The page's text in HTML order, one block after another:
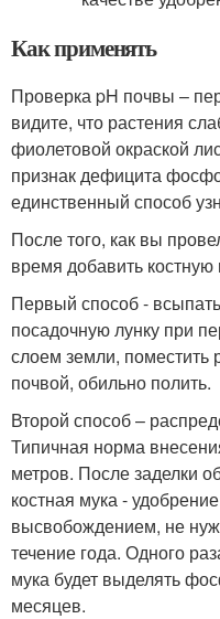
Как применять
Проверка pH почвы –
видите, что растения
фиолетовой окраской
признак дефицита
единственный способ
После того, как вы
время добавить костную
Первый способ -
посадочную лунку при
слоем земли, поместить
почвой, обильно полить.
Второй способ –
Типичная норма
метров. После заделки
костная мука -
высвобождением, не
течение года. Одного
мука будет выделять
месяцев.